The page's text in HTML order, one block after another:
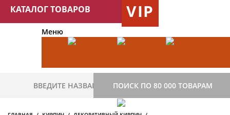
КАТАЛОГ ТОВАРОВ VIP
Меню
ПОИСК ПО 80 000 ТОВАРАМ